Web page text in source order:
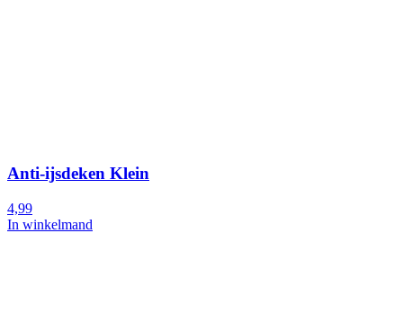
Anti-ijsdeken Klein
4,99
In winkelmand